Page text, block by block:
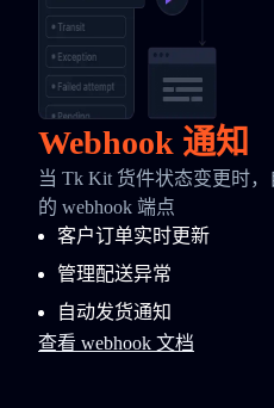
Webhook 通知
当 Tk Kit 货件状态变更时
的 webhook 端点
客户订单实时更新
管理配送异常
自动发货通知
查看 webhook 文档